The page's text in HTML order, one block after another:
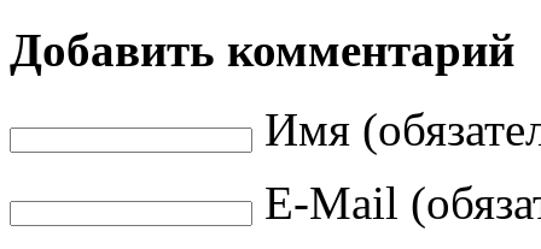
Добавить комментарий
Имя
E-Mail